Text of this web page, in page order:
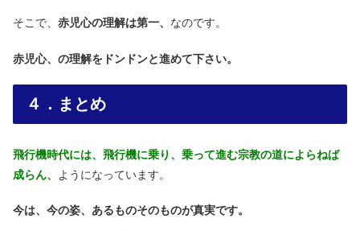
そこで、 赤児心の理解は第一、 なのです。
赤児心、の理解をドンドンと進めて下さい。
４．まとめ
飛行機時代には、飛行機に乗り、乗って進む宗教の道によらねば
成らん、
ようになっています。
今は、今の姿、あるものそのものが真実です。